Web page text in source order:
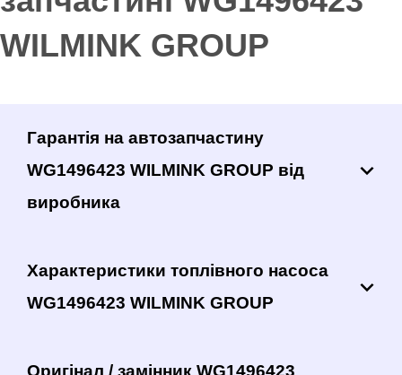
WILMINK GROUP
Гарантія на автозапчастину
WG1496423 WILMINK GROUP від
виробника
Характеристики топлівного насоса
WG1496423 WILMINK GROUP